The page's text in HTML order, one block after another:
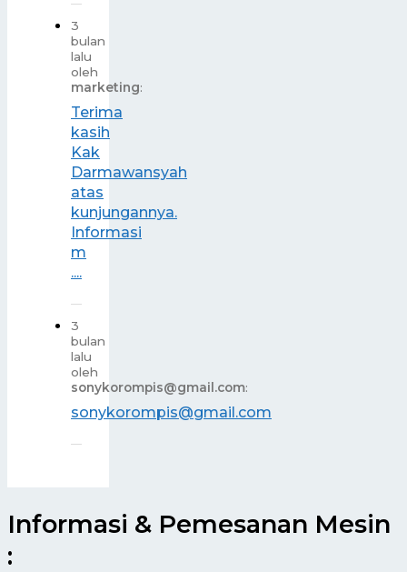
3
bulan
lalu
oleh
marketing:
Terima
kasih
Kak
Darmawansyah
atas
kunjungannya.
Informasi
m
....
3
bulan
lalu
oleh
sonykorompis@gmail.com:
sonykorompis@gmail.com
Informasi & Pemesanan Mesin
: